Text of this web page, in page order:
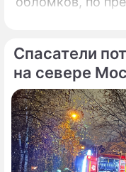
разрушений и
Спасатели
на севере